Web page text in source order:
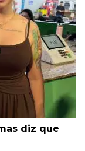
diz que